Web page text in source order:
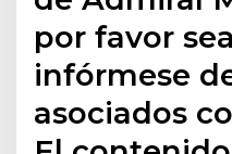
por favor
infórmese
asociados